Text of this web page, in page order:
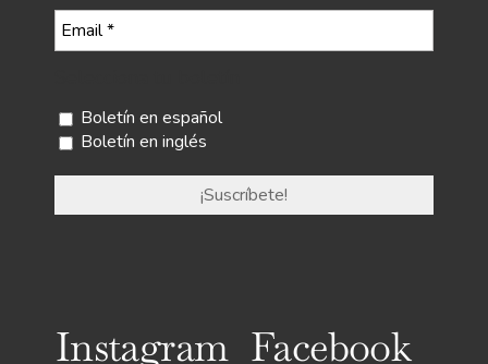
Boletín en español
Boletín en inglés
Instagram Facebook